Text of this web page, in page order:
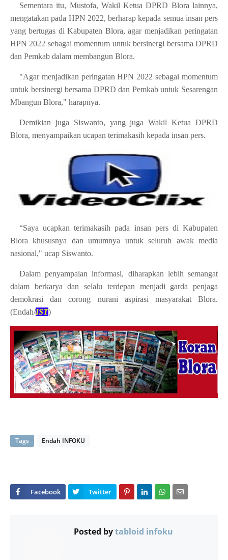
Sementara itu, Mustofa, Wakil Ketua DPRD Blora lainnya,
mengatakan pada HPN 2022, berharap kepada semua insan pers
yang bertugas di Kabupaten Blora, agar menjadikan peringatan
HPN 2022 sebagai momentum untuk bersinergi bersama DPRD
dan Pemkab dalam membangun Blora.
"Agar menjadikan peringatan HPN 2022 sebagai momentum
untuk bersinergi bersama DPRD dan Pemkab untuk Sesarengan
Mbangun Blora," harapnya.
Demikian juga Siswanto, yang juga Wakil Ketua DPRD
Blora, menyampaikan ucapan terimakasih kepada insan pers.
“Saya ucapkan terimakasih pada insan pers di Kabupaten
Blora khususnya dan umumnya untuk seluruh awak media
nasional," ucap Siswanto.
Dalam penyampaian informasi, diharapkan lebih semangat
dalam berkarya dan selalu terdepan menjadi garda penjaga
demokrasi dan corong nurani aspirasi masyarakat Blora.
(Endah/IST)
Tags Endah INFOKU
Posted bytabloid infoku